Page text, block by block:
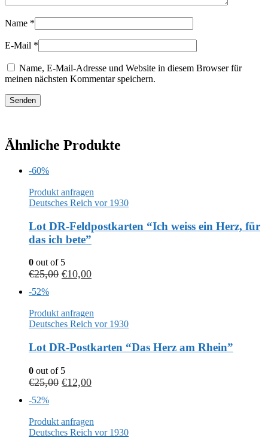
Name *
E-Mail *
Name, E-Mail-Adresse und Website in diesem Browser für
meinen nächsten Kommentar speichern.
Ähnliche Produkte
-60%
Produkt anfragen
Deutsches Reich vor 1930
Lot DR-Feldpostkarten “Ich weiss ein Herz, für
das ich bete”
0 out of 5
€25,00 €10,00
-52%
Produkt anfragen
Deutsches Reich vor 1930
Lot DR-Postkarten “Das Herz am Rhein”
0 out of 5
€25,00 €12,00
-52%
Produkt anfragen
Deutsches Reich vor 1930